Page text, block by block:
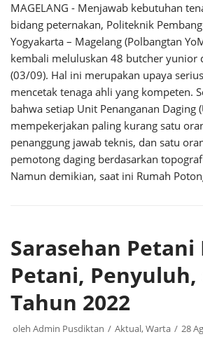
MAGELANG - Menjawab kebutuhan
bidang peternakan, Politeknik
Yogyakarta – Magelang (Polbangtan
kembali meluluskan 48 butcher yunior
(03/09). Hal ini merupakan upaya
mencetak tenaga ahli yang kompeten.
bahwa setiap Unit Penanganan Daging
mempekerjakan paling kurang satu
penanggung jawab teknis, dan satu
pemotong daging berdasarkan
Namun demikian, saat ini Rumah
Sarasehan
Petani, Penyuluh,
Tahun 2022
oleh Admin Pusdiktan Aktual,Warta 28